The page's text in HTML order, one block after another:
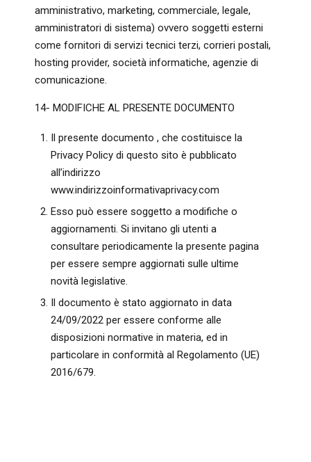
amministrativo, marketing, commerciale, legale,
amministratori di sistema) ovvero soggetti esterni
come fornitori di servizi tecnici terzi, corrieri postali,
hosting provider, società informatiche, agenzie di
comunicazione.
14- MODIFICHE AL PRESENTE DOCUMENTO
Il presente documento , che costituisce la
Privacy Policy di questo sito è pubblicato
all’indirizzo
www.indirizzoinformativaprivacy.com
Esso può essere soggetto a modifiche o
aggiornamenti. Si invitano gli utenti a
consultare periodicamente la presente pagina
per essere sempre aggiornati sulle ultime
novità legislative.
Il documento è stato aggiornato in data
24/09/2022 per essere conforme alle
disposizioni normative in materia, ed in
particolare in conformità al Regolamento (UE)
2016/679.